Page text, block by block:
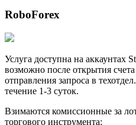
RoboForex
Услуга доступна на аккаунтах
возможно после открытия
отправления запроса в
течение 1-3 суток.
Взимаются комиссионные за
торгового инструмента: